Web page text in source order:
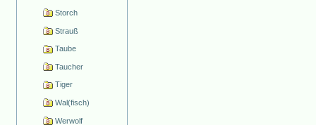
Storch
Strauß
Taube
Taucher
Tiger
Wal(fisch)
Werwolf